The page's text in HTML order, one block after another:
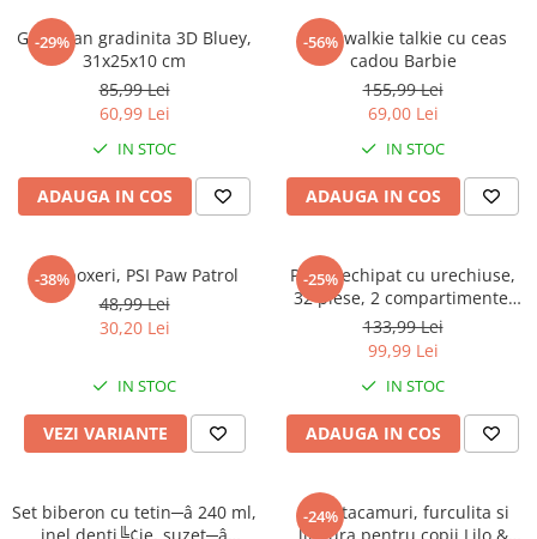
-29%
Ghiozdan gradinita 3D Bluey,
31x25x10 cm
85,99 Lei
60,99 Lei
IN STOC
ADAUGA IN COS
-56%
Set 2 walkie talkie cu ceas
cadou Barbie
155,99 Lei
69,00 Lei
IN STOC
ADAUGA IN COS
-38%
Slip boxeri, PSI Paw Patrol
48,99 Lei
30,20 Lei
IN STOC
VEZI VARIANTE
-25%
Penar echipat cu urechiuse,
32 piese, 2 compartimente,
Gabby's Dollhouse
133,99 Lei
99,99 Lei
IN STOC
ADAUGA IN COS
Set biberon cu tetin─â 240 ml,
-24%
Set 2 tacamuri, furculita si